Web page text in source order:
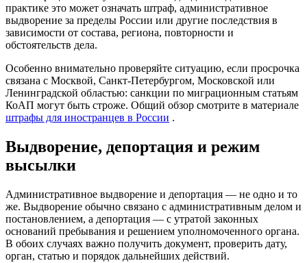
практике это может означать штраф, административное
выдворение за пределы России или другие последствия в
зависимости от состава, региона, повторности и
обстоятельств дела.
Особенно внимательно проверяйте ситуацию, если просрочка
связана с Москвой, Санкт-Петербургом, Московской или
Ленинградской областью: санкции по миграционным статьям
КоАП могут быть строже. Общий обзор смотрите в материале
штрафы для иностранцев в России .
Выдворение, депортация и режим
высылки
Административное выдворение и депортация — не одно и то
же. Выдворение обычно связано с административным делом и
постановлением, а депортация — с утратой законных
оснований пребывания и решением уполномоченного органа.
В обоих случаях важно получить документ, проверить дату,
орган, статью и порядок дальнейших действий.